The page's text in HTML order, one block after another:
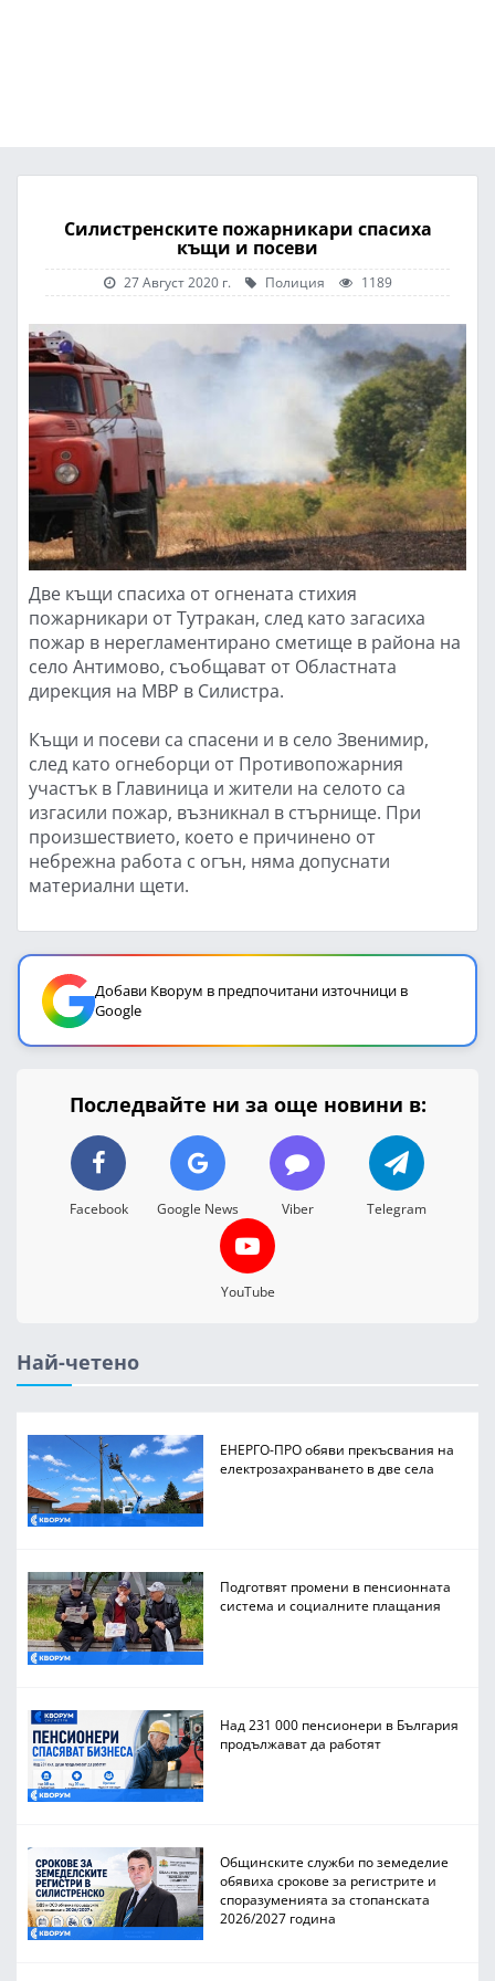
Силистренските пожарникари спасиха
къщи и посеви
27 Август 2020 г. Полиция 1189
Две къщи спасиха от огнената стихия
пожарникари от Тутракан, след като загасиха
пожар в нерегламентирано сметище в района на
село Антимово, съобщават от Областната
дирекция на МВР в Силистра.
Къщи и посеви са спасени и в село Звенимир,
след като огнеборци от Противопожарния
участък в Главиница и жители на селото са
изгасили пожар, възникнал в стърнище. При
произшествието, което е причинено от
небрежна работа с огън, няма допуснати
материални щети.
Добави Кворум в предпочитани източници в
Google
Последвайте ни за още новини в:
Facebook Google News Viber Telegram
YouTube
Най-четено
ЕНЕРГО-ПРО обяви прекъсвания на
електрозахранването в две села
Подготвят промени в пенсионната
система и социалните плащания
Над 231 000 пенсионери в България
продължават да работят
Общинските служби по земеделие
обявиха срокове за регистрите и
споразуменията за стопанската
2026/2027 година